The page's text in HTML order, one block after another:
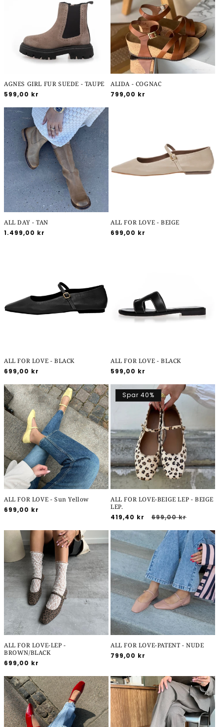
AGNES GIRL FUR SUEDE - TAUPE
Normalpris
599,00 kr
ALIDA - COGNAC
Normalpris
799,00 kr
ALL DAY - TAN
Normalpris
1.499,00 kr
ALL FOR LOVE - BEIGE
Normalpris
699,00 kr
ALL FOR LOVE - BLACK
Normalpris
699,00 kr
ALL FOR LOVE - BLACK
Normalpris
599,00 kr
ALL FOR LOVE - Sun Yellow
Normalpris
699,00 kr
Spar 40%
ALL FOR LOVE-BEIGE LEP - BEIGE
LEP.
Udsalgspris
419,40 kr Normalpris
699,00 kr
ALL FOR LOVE-LEP -
BROWN/BLACK
Normalpris
699,00 kr
ALL FOR LOVE-PATENT - NUDE
Normalpris
799,00 kr